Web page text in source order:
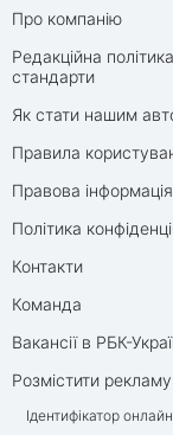
Про компанію
Редакційна політика
стандарти
Як стати нашим
Правила
Правова інформація
Політика
Контакти
Команда
Вакансії в РБК-
Розмістити рекламу
Ідентифікатор